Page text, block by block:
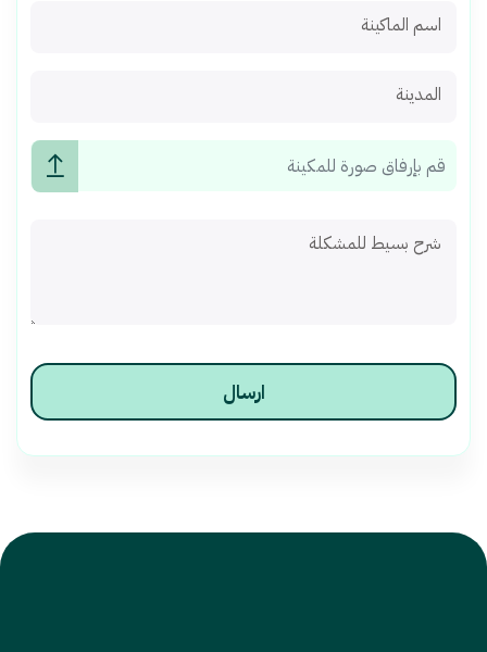
اسم الماكينة
المدينة
شرح بسيط للمشكلة
ارسال